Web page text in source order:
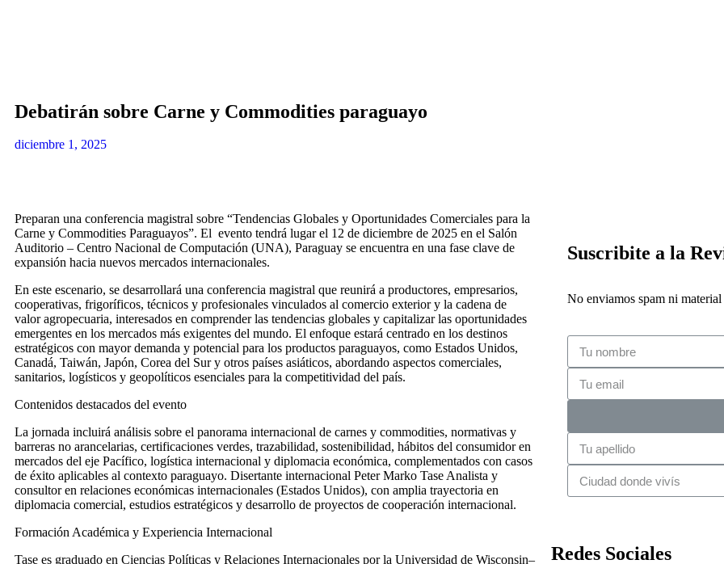
Debatirán sobre Carne y Commodities paraguayo
diciembre 1, 2025
Preparan una conferencia magistral sobre “Tendencias Globales y Oportunidades Comerciales para la
Carne y Commodities Paraguayos”. El evento tendrá lugar el 12 de diciembre de 2025 en el Salón
Auditorio – Centro Nacional de Computación (UNA), Paraguay se encuentra en una fase clave de
expansión hacia nuevos mercados internacionales.
En este escenario, se desarrollará una conferencia magistral que reunirá a productores, empresarios,
cooperativas, frigoríficos, técnicos y profesionales vinculados al comercio exterior y la cadena de
valor agropecuaria, interesados en comprender las tendencias globales y capitalizar las oportunidades
emergentes en los mercados más exigentes del mundo. El enfoque estará centrado en los destinos
estratégicos con mayor demanda y potencial para los productos paraguayos, como Estados Unidos,
Canadá, Taiwán, Japón, Corea del Sur y otros países asiáticos, abordando aspectos comerciales,
sanitarios, logísticos y geopolíticos esenciales para la competitividad del país.
Contenidos destacados del evento
La jornada incluirá análisis sobre el panorama internacional de carnes y commodities, normativas y
barreras no arancelarias, certificaciones verdes, trazabilidad, sostenibilidad, hábitos del consumidor en
mercados del eje Pacífico, logística internacional y diplomacia económica, complementados con casos
de éxito aplicables al contexto paraguayo. Disertante internacional Peter Marko Tase Analista y
consultor en relaciones económicas internacionales (Estados Unidos), con amplia trayectoria en
diplomacia comercial, estudios estratégicos y desarrollo de proyectos de cooperación internacional.
Formación Académica y Experiencia Internacional
Tase es graduado en Ciencias Políticas y Relaciones Internacionales por la Universidad de Wisconsin–
Suscribite a la
No enviamos spam ni
Redes Sociales